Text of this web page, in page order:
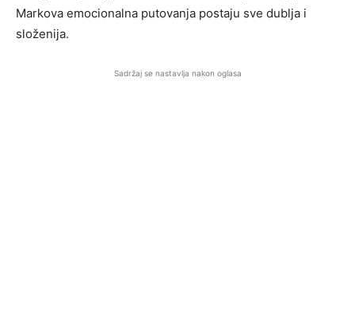
Markova emocionalna putovanja postaju sve dublja i
složenija.
Sadržaj se nastavlja nakon oglasa